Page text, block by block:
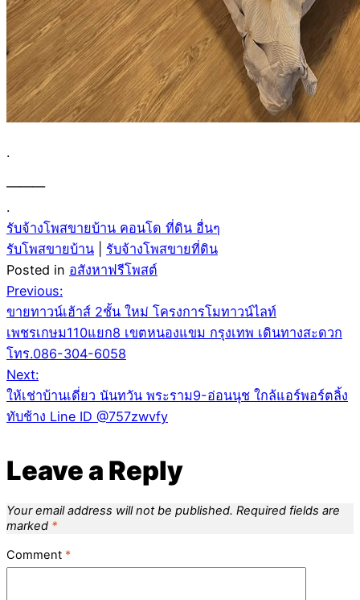
.
———
.
รับจ้างโพสขายบ้าน คอนโด ที่ดิน อื่นๆ
รับโพสขายบ้าน
รับจ้างโพสขายที่ดิน
Posted in อสังหาฟรีโพสต์
Post
navigation
Previous:
ขายทาวน์เฮ้าส์ 2ชั้น ใหม่ โครงการโมทาวน์ไลท์
เพชรเกษม110แยก8 เขตหนองแขม กรุงเทพ เดินทางสะดวก
โทร.086-304-6058
Next:
ให้เช่าบ้านเดี่ยว นันทวัน พระราม9-อ่อนนุช ใกล้แอร์พอร์ตลิ้ง
ทับช้าง Line ID @757zwvfy
Leave a Reply
Your email address will not be published. Required fields are
marked *
Comment *